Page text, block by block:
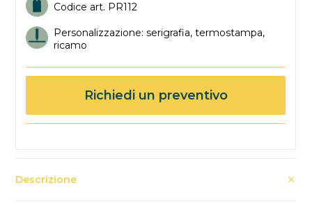
Codice art. PR112
Personalizzazione: serigrafia, termostampa,
ricamo
Richiedi un preventivo
Descrizione